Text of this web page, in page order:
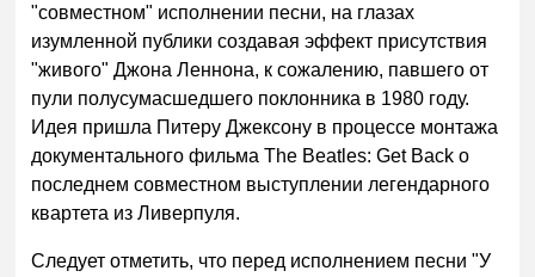
"совместном" исполнении песни, на глазах
изумленной публики создавая эффект присутствия
"живого" Джона Леннона, к сожалению, павшего от
пули полусумасшедшего поклонника в 1980 году.
Идея пришла Питеру Джексону в процессе монтажа
документального фильма The Beatles: Get Back о
последнем совместном выступлении легендарного
квартета из Ливерпуля.
Следует отметить, что перед исполнением песни "У